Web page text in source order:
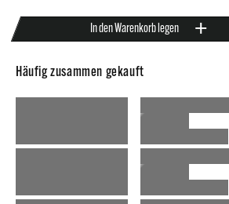
In den Warenkorb legen
Häufig zusammen gekauft